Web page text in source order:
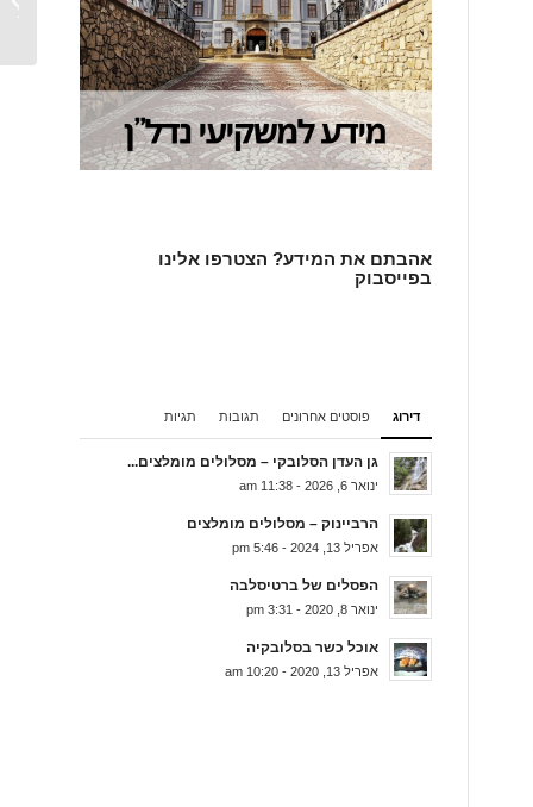
אהבתם את המידע? הצטרפו אלינו
בפייסבוק
דירוג פוסטים אחרונים תגובות תגיות
גן העדן הסלובקי – מסלולים מומלצים...
ינואר 6, 2026 - 11:38 am
הרביינוק – מסלולים מומלצים
אפריל 13, 2024 - 5:46 pm
הפסלים של ברטיסלבה
ינואר 8, 2020 - 3:31 pm
אוכל כשר בסלובקיה
אפריל 13, 2020 - 10:20 am